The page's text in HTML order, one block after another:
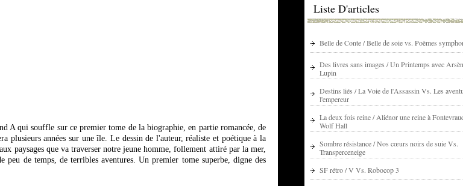
A qui souffle sur ce premier tome de la biographie, en partie romancée, de
plusieurs années sur une île. Le dessin de l'auteur, réaliste et poétique à la
paysages que va traverser notre jeune homme, follement attiré par la mer,
peu de temps, de terribles aventures. Un premier tome superbe, digne des
Liste D'articles
Belle de Conte / Belle de soie vs. Poèmes
Des livres sans images / Un Printemps avec
Lupin
Destins liés / La Voie de l'Assassin Vs. Les
l'empereur
La deux fois reine / Aliénor une reine à
Wolf Hall
Sombre résistance / Nos cœurs noirs de suie Vs.
Transperceneige
SF rétro / V Vs. Robocop 3